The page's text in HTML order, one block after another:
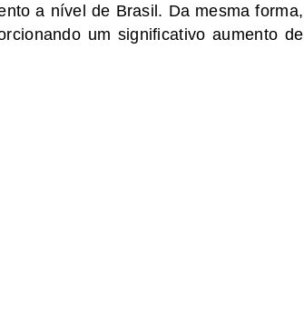
a nível de Brasil. Da mesma forma,
um significativo aumento de